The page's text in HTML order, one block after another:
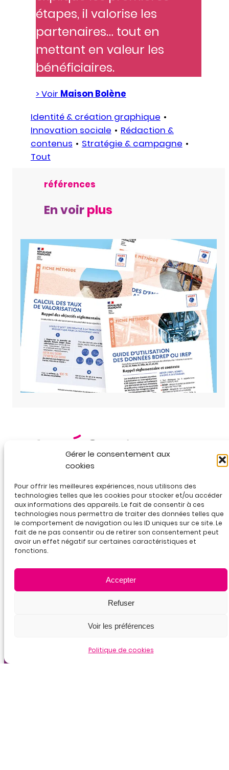
Gérer le consentement aux
cookies
Pour offrir les meilleures expériences, nous utilisons des
technologies telles que les cookies pour stocker et/ou accéder
aux informations des appareils. Le fait de consentir à ces
technologies nous permettra de traiter des données telles que
le comportement de navigation ou les ID uniques sur ce site. Le
fait de ne pas consentir ou de retirer son consentement peut
avoir un effet négatif sur certaines caractéristiques et
fonctions.
Accepter
Refuser
Voir les préférences
Politique de cookies
étapes, il valorise les
partenaires… tout en
mettant en valeur les
bénéficiaires.
> Voir Maison Bolène
Identité & création graphique
Innovation sociale
Rédaction &
contenus
Stratégie & campagne
Tout
références
En voirplus
25D rue Chevreul• 69100 Villeurbanne
04 78 85 00 15 / nous écrire
LinkedIn YouTube
La
qualité
au titre